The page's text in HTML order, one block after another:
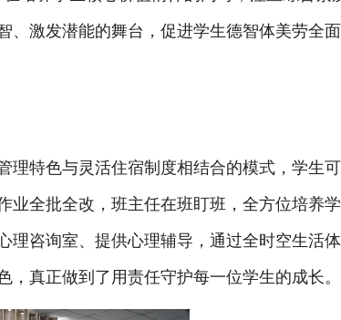
、激发潜能的舞台，促进学生德智体美劳全
特色与灵活住宿制度相结合的模式，学生
业全批全改，班主任在班盯班，全方位培养
理咨询室、提供心理辅导，通过全时空生活
，真正做到了用责任守护每一位学生的成长。